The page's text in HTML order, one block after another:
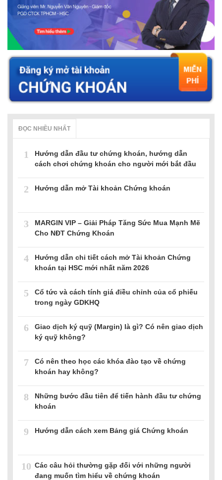
ĐỌC NHIỀU NHẤT
1
Hướng dẫn đầu tư chứng khoán, hướng dẫn
cách chơi chứng khoán cho người mới bắt đầu
2 Hướng dẫn mở Tài khoản Chứng khoán
3
MARGIN VIP – Giải Pháp Tăng Sức Mua Mạnh Mẽ
Cho NĐT Chứng Khoán
4
Hướng dẫn chi tiết cách mở Tài khoản Chứng
khoán tại HSC mới nhất năm 2026
5
Cổ tức và cách tính giá điều chỉnh của cổ phiếu
trong ngày GDKHQ
6
Giao dịch ký quỹ (Margin) là gì? Có nên giao dịch
ký quỹ không?
7
Có nên theo học các khóa đào tạo về chứng
khoán hay không?
8
Những bước đầu tiên để tiến hành đầu tư chứng
khoán
9 Hướng dẫn cách xem Bảng giá Chứng khoán
10 Các câu hỏi thường gặp đối với những người
đang muốn tìm hiểu về chứng khoán